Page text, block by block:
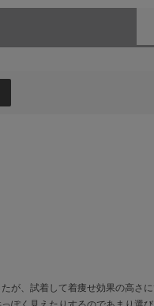
が、試着して着痩せ効果の高さに